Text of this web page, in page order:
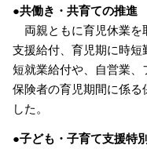
●共働き・共育ての推進
両親ともに育児休業を
支援給付、育児期に時
短就業給付や、自営業
保険者の育児期間に係
した。
●子ども・子育て支援特